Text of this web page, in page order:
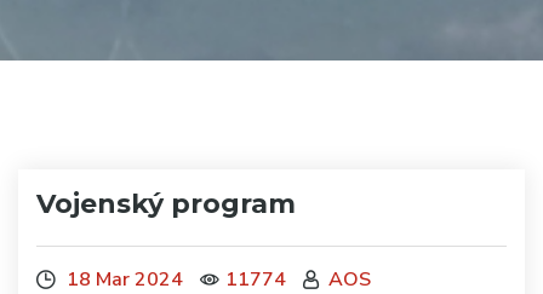
Vojenský program
18 Mar 2024 11774 AOS